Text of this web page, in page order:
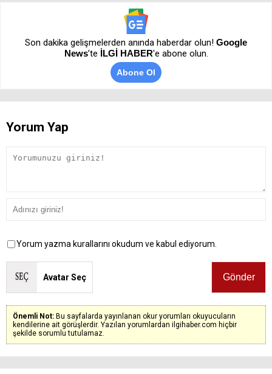
Son dakika gelişmelerden anında haberdar olun! Google
News’te İLGİ HABER'e abone olun.
Abone Ol
Yorum Yap
Yorum yazma kurallarını okudum ve kabul ediyorum.
Avatar Seç
Önemli Not: Bu sayfalarda yayınlanan okur yorumları okuyucuların
kendilerine ait görüşlerdir. Yazılan yorumlardan ilgihaber.com hiçbir
şekilde sorumlu tutulamaz.